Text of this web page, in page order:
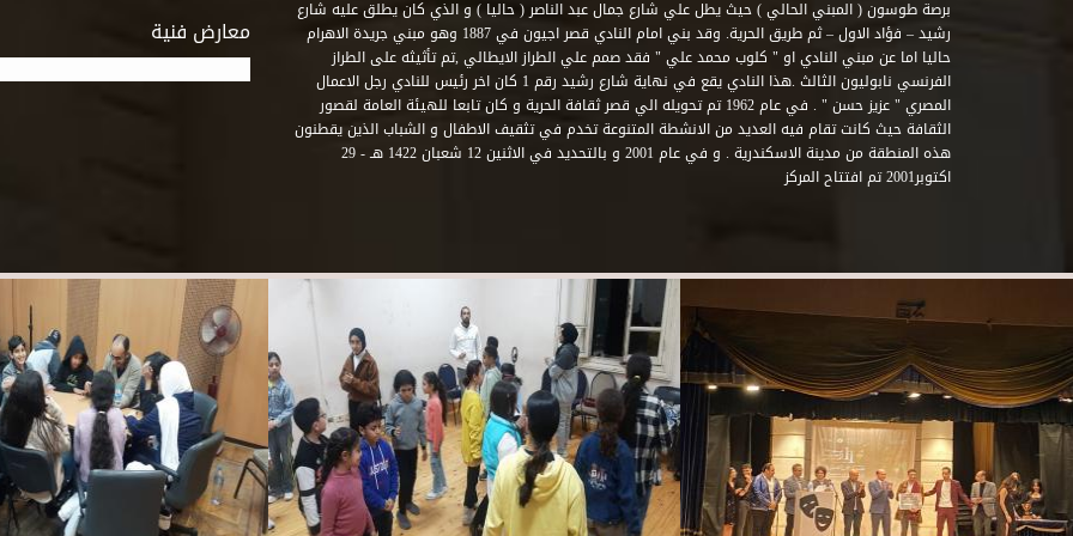
معارض فنية
برصة طوسون ( المبني الحالي ) حيث يطل علي شارع جمال عبد الناصر ( حاليا ) و الذي كان يطلق عليه شارع
رشيد – فؤاد الاول – ثم طريق الحرية. وقد بني امام النادي قصر اجيون في 1887 وهو مبني جريدة الاهرام
حاليا اما عن مبني النادي او " كلوب محمد علي " فقد صمم علي الطراز الايطالي ,تم تأثيثه على الطراز
الفرنسي نابوليون الثالث .هذا النادي يقع في نهاية شارع رشيد رقم 1 كان اخر رئيس للنادي رجل الاعمال
المصري " عزيز حسن " . في عام 1962 تم تحويله الي قصر ثقافة الحرية و كان تابعا للهيئة العامة لقصور
الثقافة حيث كانت تقام فيه العديد من الانشطة المتنوعة تخدم في تثقيف الاطفال و الشباب الذين يقطنون
هذه المنطقة من مدينة الاسكندرية . و في عام 2001 و بالتحديد في الاثنين 12 شعبان 1422 هـ - 29
اكتوبر2001 تم افتتاح المركز